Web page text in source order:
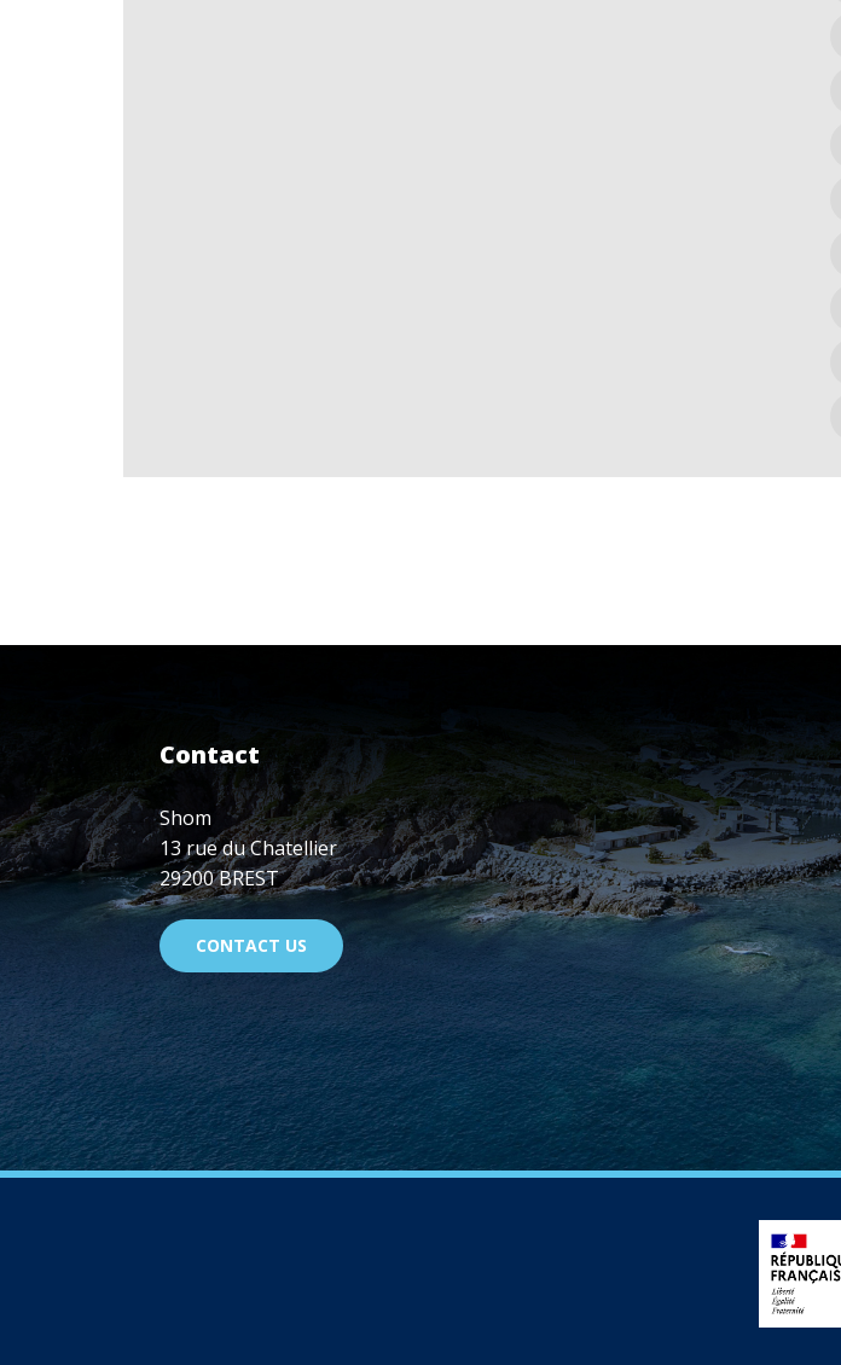
Contact
Shom
13 rue du Chatellier
29200 BREST
CONTACT US